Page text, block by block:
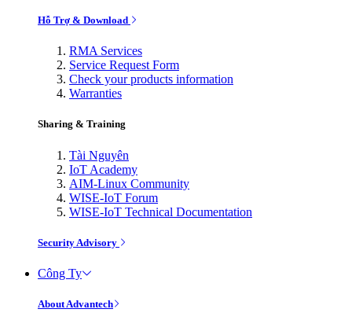
Hỗ Trợ & Download
RMA Services
Service Request Form
Check your products information
Warranties
Sharing & Training
Tài Nguyên
IoT Academy
AIM-Linux Community
WISE-IoT Forum
WISE-IoT Technical Documentation
Security Advisory
Công Ty
About Advantech